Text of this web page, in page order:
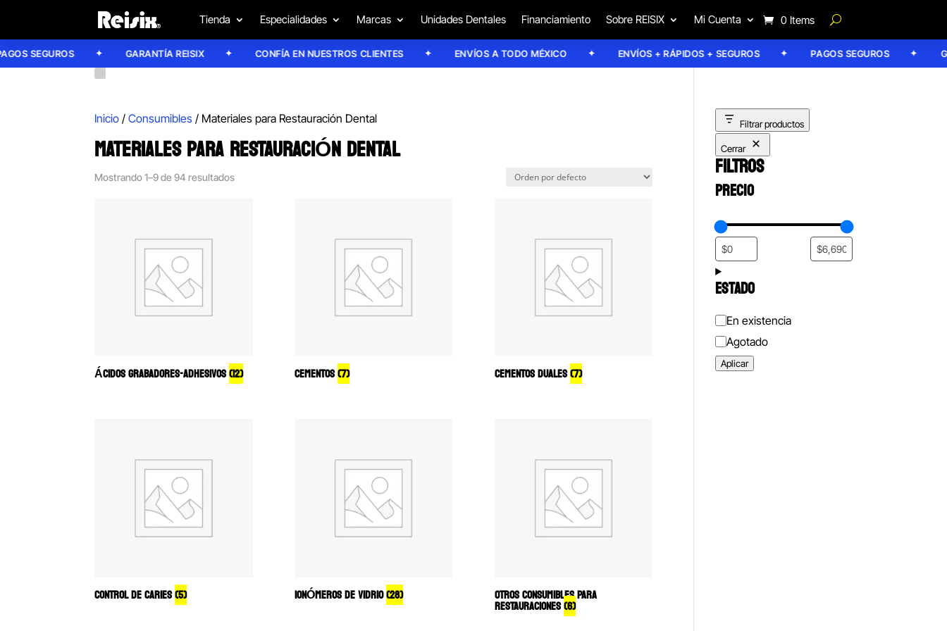
Tienda Especialidades Marcas Unidades Dentales Financiamiento Sobre REISIX Mi Cuenta 0 Items
GARANTÍA REISIX CONFÍA EN NUESTROS CLIENTES ENVÍOS A TODO MÉXICO ENVÍOS + RÁPIDOS + SEGUROS PAGOS SEGUROS
Inicio /Consumibles / Materiales para Restauración Dental
MATERIALES PARA RESTAURACIÓN DENTAL
Mostrando 1–9 de 94 resultados
ÁCIDOS GRABADORES-ADHESIVOS(12) CEMENTOS(7) CEMENTOS DUALES(7)
CONTROL DE CARIES(5) IONÓMEROS DE VIDRIO(28) OTROS CONSUMIBLES PARA
RESTAURACIONES(6)
Filtrar productos
Cerrar
FILTROS
PRECIO
ESTADO
Estado
En existencia
Agotado
Aplicar